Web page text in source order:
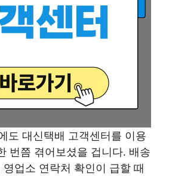
도 대신택배 고객센터를 이용
번쯤 겪어보셨을 겁니다. 배송
업소 연락처 확인이 급할 때